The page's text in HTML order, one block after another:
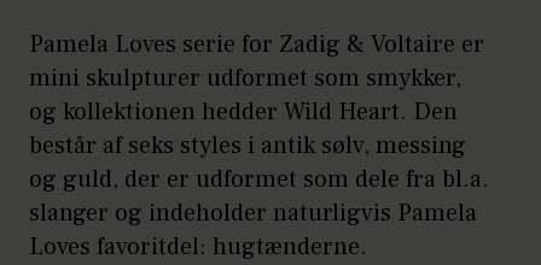
Pamela Loves serie for Zadig & Voltaire er
mini skulpturer udformet som smykker,
og kollektionen hedder Wild Heart. Den
består af seks styles i antik sølv, messing
og guld, der er udformet som dele fra bl.a.
slanger og indeholder naturligvis Pamela
Loves favoritdel: hugtænderne.